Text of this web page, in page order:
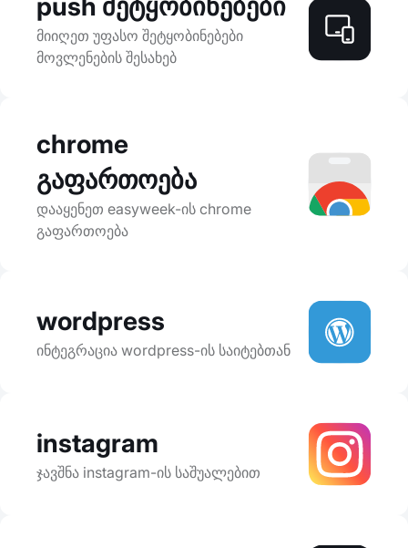
push შეტყობინებები
მიიღეთ უფასო შეტყობინებები
მოვლენების შესახებ
chrome
გაფართოება
დააყენეთ easyweek-ის chrome
გაფართოება
wordpress
ინტეგრაცია wordpress-ის საიტებთან
instagram
ჯავშნა instagram-ის საშუალებით